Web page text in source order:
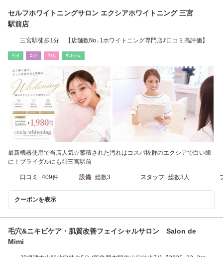
セルフホワイトニングサロン エクシアホワイトニング 三宮
駅前店
三宮駅徒歩1分 【店舗数No.1ホワイトニング専門店♪口コミ高評価】
ﾘﾗｸ ｴｽﾃ ﾈｲﾙ ﾘﾌﾚｯｼｭ
最新機器使用で当店人気☆蓄積された汚れはコスパ抜群のエクシアで白い歯
に！ブライダルにも◎三宮駅前
口コミ 409件 設備 総数3 スタッフ 総数3人
クーポンを表示
毛穴&ニキビケア・肌質改善フェイシャルサロン Salon de
Mimi